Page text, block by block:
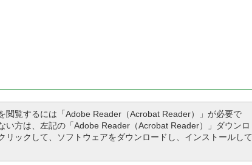
閲覧するには「Adobe Reader（Acrobat Reader）」が必要で
い方は、左記の「Adobe Reader（Acrobat Reader）」ダウンロ
リックして、ソフトウェアをダウンロードし、インストールして